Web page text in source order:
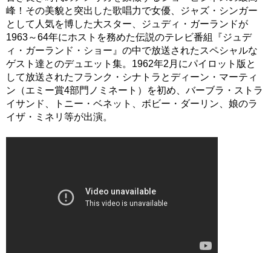
峰！その美貌と突出した歌唱力で女優、ジャズ・シンガー
として人気を博した大スター、ジュディ・ガーランドが
1963～64年にホストを務めた伝説のテレビ番組『ジュデ
ィ・ガーランド・ショー』の中で放送されたスペシャルな
ゲスト達とのデュエット集。1962年2月にパイロット版と
して放送されたフランク・シナトラとディーン・マーティ
ン（エミー賞4部門ノミネート）を初め、バーブラ・ストラ
イサンド、トニー・ベネット、ボビー・ダーリン、娘のラ
イザ・ミネリ等が出演。